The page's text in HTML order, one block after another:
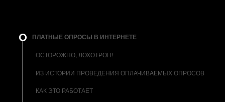
ПЛАТНЫЕ ОПРОСЫ В ИНТЕРНЕТЕ
ОСТОРОЖНО, ЛОХОТРОН!
ИЗ ИСТОРИИ ПРОВЕДЕНИЯ ОПЛАЧИВАЕМЫХ ОПРОСОВ
КАК ЭТО РАБОТАЕТ